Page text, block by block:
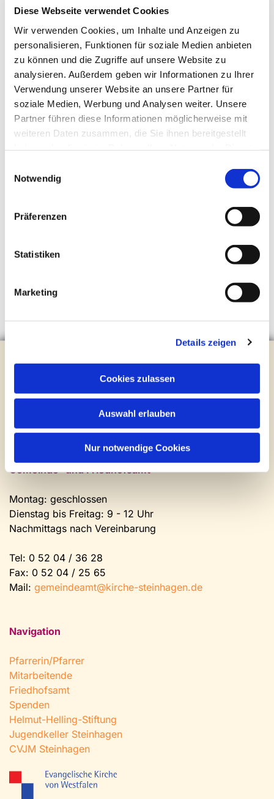
Diese Webseite verwendet Cookies
Wir verwenden Cookies, um Inhalte und Anzeigen zu
personalisieren, Funktionen für soziale Medien anbieten
zu können und die Zugriffe auf unsere Website zu
analysieren. Außerdem geben wir Informationen zu Ihrer
Verwendung unserer Website an unsere Partner für
soziale Medien, Werbung und Analysen weiter. Unsere
Partner führen diese Informationen möglicherweise mit
weiteren Daten zusammen, die Sie ihnen bereitgestellt
Notwendig
Präferenzen
Statistiken
Marketing
Details zeigen
Cookies zulassen
Auswahl erlauben
Nur notwendige Cookies
19:00 - 21:00 Uhr
im Haus der Begegnung
Weitere Informationen erhalten Sie bei
Christine Dröge, Tel. 05204/ 4237 und
Marion Dawidowski, Tel. 0151/72140261
Brockhagener Straße 28 | 33803 Steinhagen
Mail:gemeindeamt@kirche-steinhagen.de
Newsletter abonnieren
Kontakt und Öffnungszeiten
Gemeinde- und Friedhofsamt
Montag: geschlossen
Dienstag bis Freitag: 9 - 12 Uhr
Nachmittags nach Vereinbarung
Tel: 0 52 04 / 36 28
Fax: 0 52 04 / 25 65
Mail: gemeindeamt@kirche-steinhagen.de
Navigation
Pfarrerin/Pfarrer
Mitarbeitende
Friedhofsamt
Spenden
Helmut-Helling-Stiftung
Jugendkeller Steinhagen
CVJM Steinhagen